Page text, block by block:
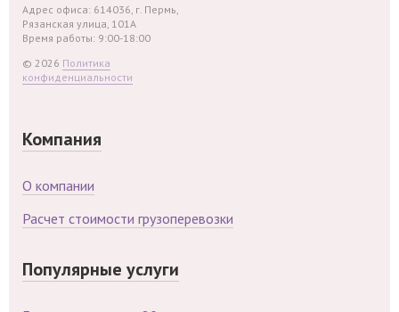
Компания
О компании
Расчет стоимости грузоперевозки
Популярные услуги
Адрес офиса: 614036, г. Пермь,
Рязанская улица, 101А
Время работы: 9:00-18:00
© 2026 Политика
конфиденциальности